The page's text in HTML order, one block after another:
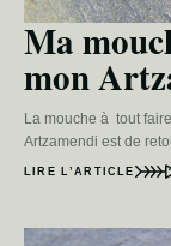
Ma
mon
La mouche à tout
Artzamendi est de
LIRE L’ARTICLE